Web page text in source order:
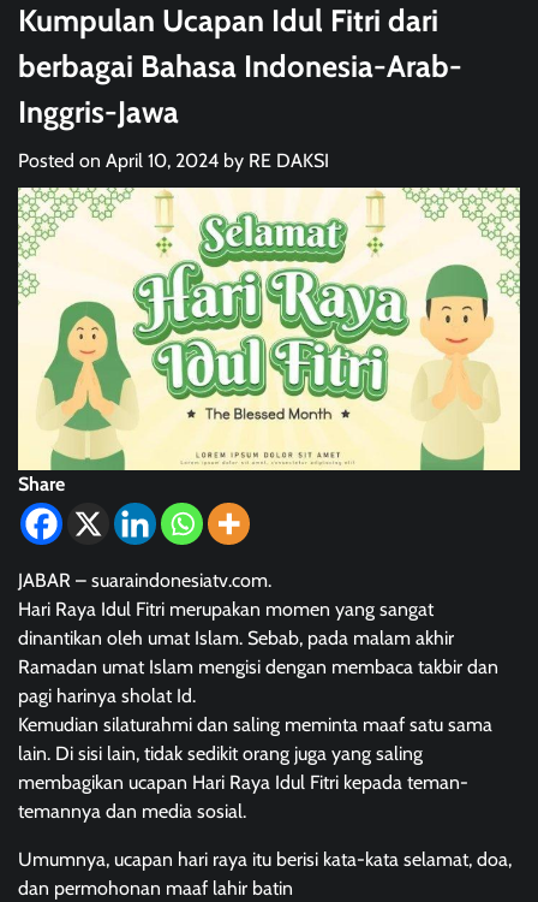
Kumpulan Ucapan Idul Fitri dari
berbagai Bahasa Indonesia-Arab-
Inggris-Jawa
Posted on April 10, 2024 by RE DAKSI
Share
JABAR – suaraindonesiatv.com.
Hari Raya Idul Fitri merupakan momen yang sangat
dinantikan oleh umat Islam. Sebab, pada malam akhir
Ramadan umat Islam mengisi dengan membaca takbir dan
pagi harinya sholat Id.
Kemudian silaturahmi dan saling meminta maaf satu sama
lain. Di sisi lain, tidak sedikit orang juga yang saling
membagikan ucapan Hari Raya Idul Fitri kepada teman-
temannya dan media sosial.
Umumnya, ucapan hari raya itu berisi kata-kata selamat, doa,
dan permohonan maaf lahir batin